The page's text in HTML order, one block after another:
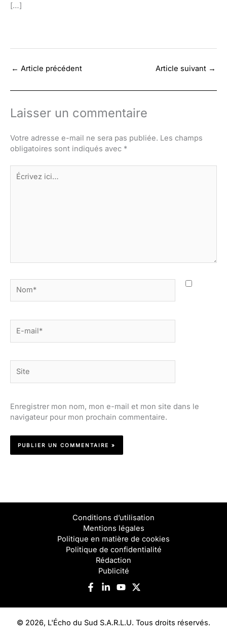
[…]
← Article précédent Article suivant →
Laisser un commentaire
Votre adresse e-mail ne sera pas publiée. Les champs
obligatoires sont indiqués avec *
Écrivez
ici…
mail*
Enregistrer mon nom, mon e-mail et mon site dans le
navigateur pour mon prochain commentaire.
Conditions d’utilisation
Mentions légales
Politique en matière de cookies
Politique de confidentialité
Rédaction
Publicité
© 2026, L'Écho du Sud S.A.R.L.U. Tous droits réservés.